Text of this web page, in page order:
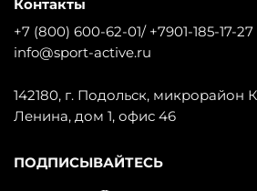
Контакты
+7 (800) 600-62-01/ +7901-185-17-27
info@sport-active.ru
142180, г. Подольск, микрорайон
Ленина, дом 1, офис 46
ПОДПИСЫВАЙТЕСЬ